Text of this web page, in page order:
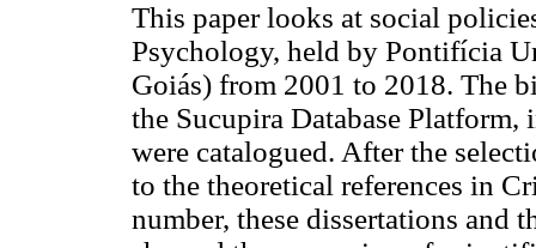
This paper looks at social
Psychology, held by Pontifícia
Goiás) from 2001 to 2018. The
the Sucupira Database
were catalogued. After the
to the theoretical references in
number, these dissertations and